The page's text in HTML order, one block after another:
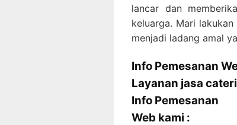
lancar dan
keluarga. Mari
menjadi ladang amal
Info Pemesanan
Layanan jasa
Info Pemesanan
Web kami :